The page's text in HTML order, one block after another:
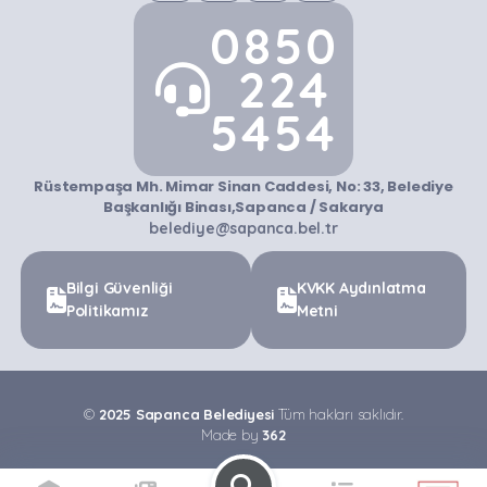
0850
224
5454
Rüstempaşa Mh. Mimar Sinan Caddesi, No: 33, Belediye
Başkanlığı Binası,Sapanca / Sakarya
belediye@sapanca.bel.tr
Bilgi Güvenliği
Politikamız
KVKK Aydınlatma
Metni
© 2025 Sapanca Belediyesi Tüm hakları saklıdır.
Made by362